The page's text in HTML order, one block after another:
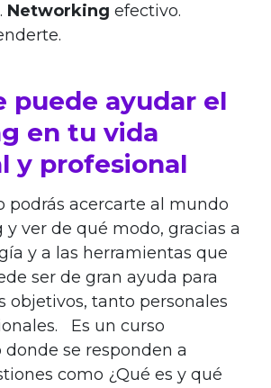
Networking efectivo.
puede ayudar el
en tu vida
y profesional
podrás acercarte al mundo
y ver de qué modo, gracias a
y a las herramientas que
ser de gran ayuda para
objetivos, tanto personales
Es un curso
se responden a
como ¿Qué es y qué